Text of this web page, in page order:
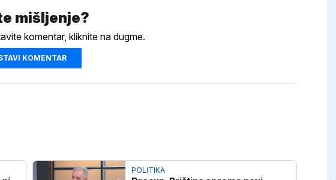
mišljenje?
komentar, kliknite na dugme.
KOMENTAR
POLITIKA